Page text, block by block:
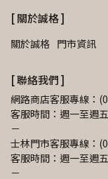
[ 關於誠格 ]
關於誠格 門市資訊
[ 聯絡我們 ]
網路商店客服專線：
客服時間：週一至週
－
士林門市客服專線：
客服時間：週一至週
－